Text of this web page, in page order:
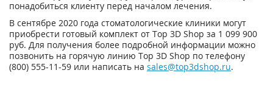
понадобиться клиенту перед началом лечения.
В сентябре 2020 года стоматологические клиники могут
приобрести готовый комплект от Top 3D Shop за 1 099 900
руб. Для получения более подробной информации можно
позвонить на горячую линию Top 3D Shop по телефону
(800) 555-11-59 или написать на sales@top3dshop.ru.